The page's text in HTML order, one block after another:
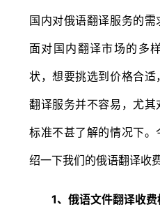
国内对俄语翻译服务的需
面对国内翻译市场的多
状，想要挑选到价格合
翻译服务并不容易，尤其
标准不甚了解的情况下
绍一下我们的俄语翻译收
1、俄语文件翻译收费